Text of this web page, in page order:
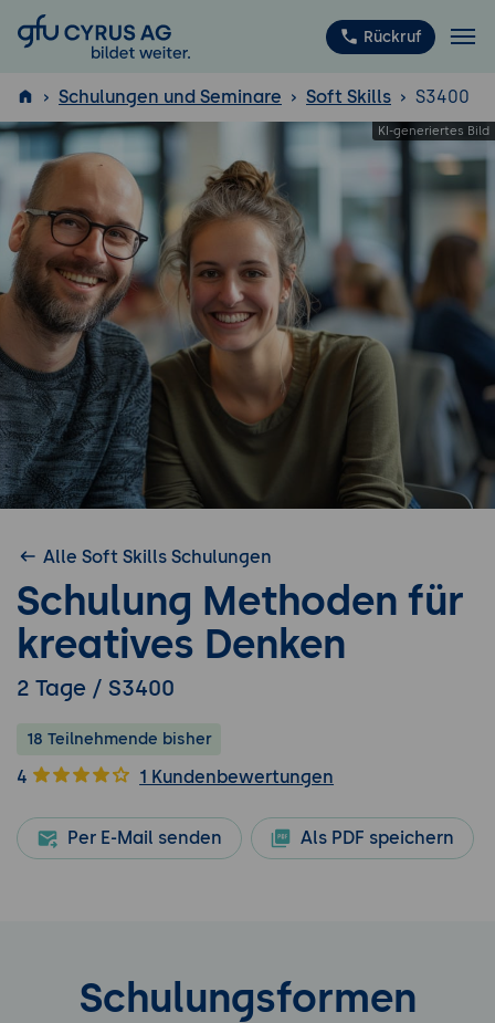
GFU Cyrus AG Rückruf
ISTQB
Schulungen und Seminare Soft Skills S3400
Alle Soft Skills Schulungen
Schulung Methoden für
kreatives Denken
2 Tage / S3400
18 Teilnehmende bisher
4 1 Kundenbewertungen
Per E-Mail senden Als PDF speichern
Schulungsformen